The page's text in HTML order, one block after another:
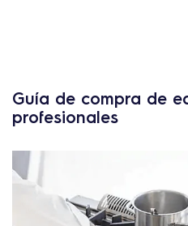
Guía de compra de
profesionales